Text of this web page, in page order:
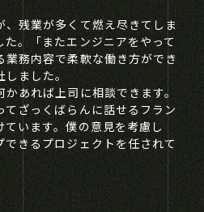
残業が多くて燃え尽きてしま
。「またエンジニアをやって
務内容で柔軟な働き方ができ
ました。
あれば上司に相談できます。
てざっくばらんに話せるフラン
います。僕の意見を考慮し
きるプロジェクトを任されて